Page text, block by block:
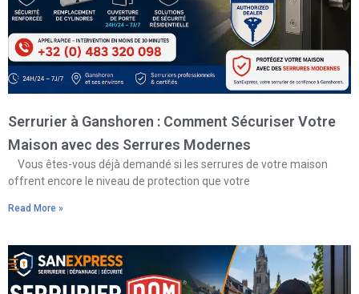
Serrurier à Ganshoren : Comment Sécuriser Votre
Maison avec des Serrures Modernes
Vous êtes-vous déjà demandé si les serrures de votre maison
offrent encore le niveau de protection que votre
Read More »